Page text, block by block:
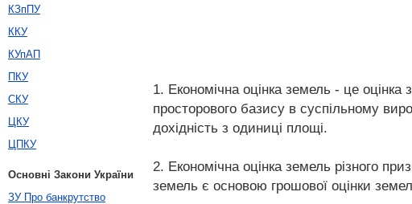
1. Економічна оцінка земель - це оцінка
просторового базису в суспільному
дохідність з одиниці площі.
2. Економічна оцінка земель різного
земель є основою грошової оцінки
КЗпПУ
ККУ
КУпАП
ПКУ
СКУ
ЦКУ
ЦПКУ
Основні Закони України
ЗУ Про банкрутство